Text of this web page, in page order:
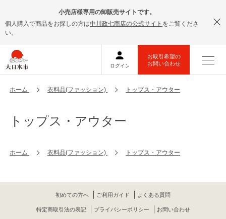
小売店様専用の卸販売サイトです。
個人購入で商品をお探しの方は中川政七商店の公式サイト をご覧くださ
い。
ホーム 衣料品(ファッション) トップス・アウター
トップス・アウター
ホーム 衣料品(ファッション) トップス・アウター
初めての方へ ご利用ガイド よくある質問
特定商取引法の表記 プライバシーポリシー お問い合わせ